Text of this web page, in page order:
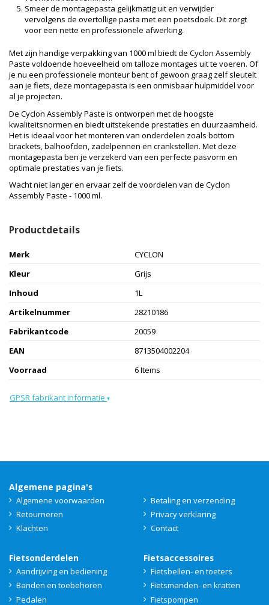
Smeer de montagepasta gelijkmatig uit en verwijder
vervolgens de overtollige pasta met een poetsdoek. Dit zorgt
voor een nette en professionele afwerking.
Met zijn handige verpakking van 1000 ml biedt de Cyclon Assembly
Paste voldoende hoeveelheid om talloze montages uit te voeren. Of
je nu een professionele monteur bent of gewoon graag zelf sleutelt
aan je fiets, deze montagepasta is een onmisbaar hulpmiddel voor
al je projecten.
De Cyclon Assembly Paste is ontworpen met de hoogste
kwaliteitsnormen en biedt uitstekende prestaties en duurzaamheid.
Het is ideaal voor het monteren van onderdelen zoals bottom
brackets, balhoofden, zadelpennen en crankstellen. Met deze
montagepasta ben je verzekerd van een perfecte pasvorm en
optimale prestaties van je fiets.
Wacht niet langer en ervaar zelf de voordelen van de Cyclon
Assembly Paste - 1000 ml.
Productdetails
Merk
CYCLON
Kleur
Grijs
Inhoud
1L
Artikelnummer
28210186
Fabrikantcode
20059
EAN
8713504002204
Voorraad
6 Items
GPSR fabrikant informatie ▾
Algemene pagina's
Algemene voorwaarden
Betaling en verzending
Retourneren
Privacy verklaring
Klachten
Contact
Fietsonderdelen
Aandrijving en bediening
Banden en toebehoren
Pedalen
Fietsaccessoires
Fietsbellen- en toeters
Fietsmanden- en kratten
Fietspompen